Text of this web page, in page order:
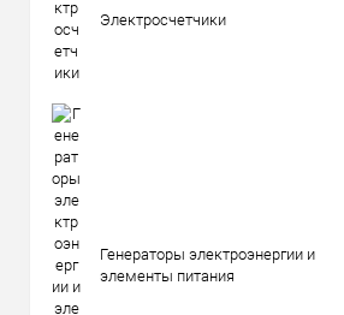
Электросчетчики
Генераторы электроэнергии и
элементы питания